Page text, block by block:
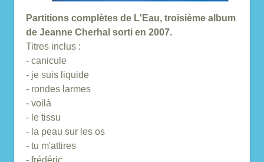
Partitions complètes de L'Eau, troisième album
de Jeanne Cherhal sorti en 2007.
Titres inclus :
- canicule
- je suis liquide
- rondes larmes
- voilà
- le tissu
- la peau sur les os
- tu m'attires
- frédéric